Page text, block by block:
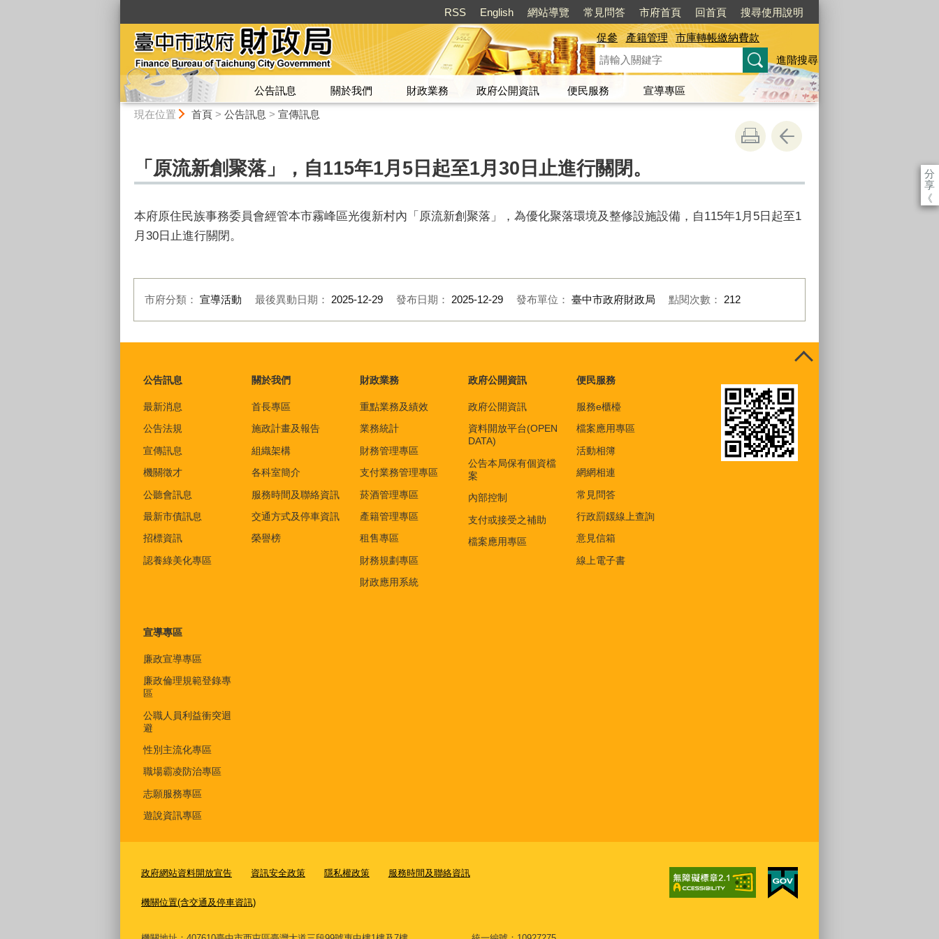
RSS English 網站導覽 常見問答 市府首頁 回首頁 搜尋使用說明
促參 產籍管理
市庫轉帳繳納費款
進階搜尋
公告訊息 關於我們 財政業務 政府公開資訊 便民服務
宣導專區
現在位置 首頁> 公告訊息 > 宣傳訊息
分
享
《
「原流新創聚落」，自115年1月5日起至1月30日止進行關閉。
本府原住民族事務委員會經管本市霧峰區光復新村內「原流新創聚落」，為優化聚落環境及整修設施設備，自115年1月5日起至1
月30日止進行關閉。
市府分類： 宣導活動 最後異動日期： 2025-12-29 發布日期： 2025-12-29 發布單位： 臺中市政府財政局 點閱次數： 212
公告訊息
最新消息
公告法規
宣傳訊息
機關徵才
公聽會訊息
最新市債訊息
招標資訊
認養綠美化專區
關於我們
首長專區
施政計畫及報告
組織架構
各科室簡介
服務時間及聯絡資訊
交通方式及停車資訊
榮譽榜
財政業務
重點業務及績效
業務統計
財務管理專區
支付業務管理專區
菸酒管理專區
產籍管理專區
租售專區
財務規劃專區
財政應用系統
政府公開資訊
政府公開資訊
資料開放平台(OPEN
DATA)
公告本局保有個資檔
案
內部控制
支付或接受之補助
檔案應用專區
便民服務
服務e櫃檯
檔案應用專區
活動相簿
網網相連
常見問答
行政罰鍰線上查詢
意見信箱
線上電子書
宣導專區
廉政宣導專區
廉政倫理規範登錄專
區
公職人員利益衝突迴
避
性別主流化專區
職場霸凌防治專區
志願服務專區
遊說資訊專區
政府網站資料開放宣告 資訊安全政策 隱私權政策 服務時間及聯絡資訊
機關位置(含交通及停車資訊)